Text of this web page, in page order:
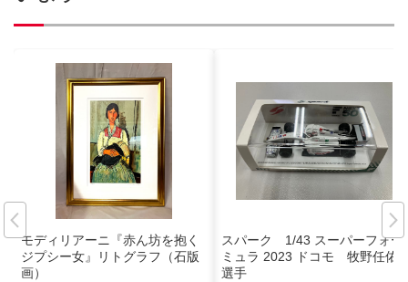
モディリアーニ『赤ん坊を抱く
ジプシー女』リトグラフ（石版
画）
スパーク 1/43 スーパーフォー
ミュラ 2023 ドコモ 牧野任佑
選手